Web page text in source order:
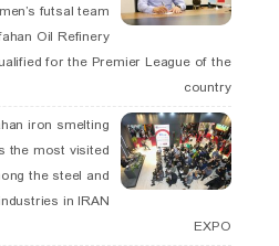
futsal team
Oil Refinery
for the Premier League of the
country
iron smelting
the most visited
the steel and
in IRAN
EXPO